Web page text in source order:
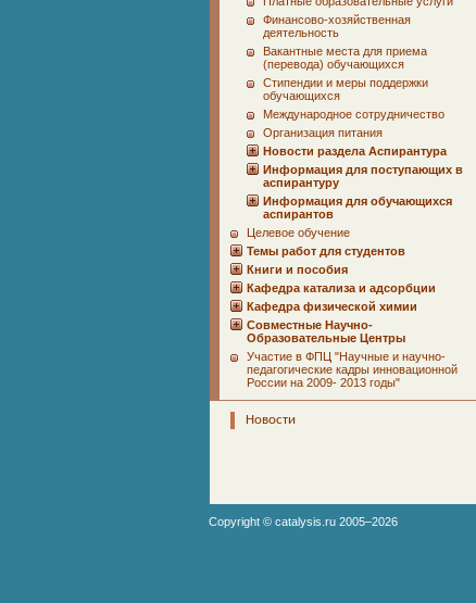
Финансово-хозяйственная
деятельность
Вакантные места для приема
(перевода) обучающихся
Стипендии и меры поддержки
обучающихся
Международное сотрудничество
Организация питания
Новости раздела Аспирантура
Информация для поступающих в
аспирантуру
Информация для обучающихся
аспирантов
Целевое обучение
Темы работ для студентов
Книги и пособия
Кафедра катализа и адсорбции
Кафедра физической химии
Совместные Научно-
Образовательные Центры
Участие в ФПЦ "Научные и научно-
педагогические кадры инновационной
России на 2009- 2013 годы"
Новости
Copyright © catalysis.ru 2005–2026